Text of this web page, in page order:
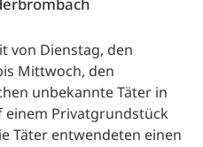
von Dienstag, den
Mittwoch, den
unbekannte Täter in
einem Privatgrundstück
Täter entwendeten einen